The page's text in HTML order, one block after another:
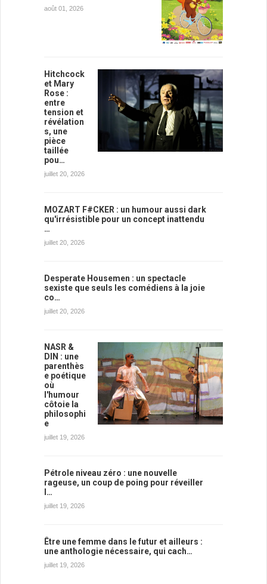
août 01, 2026
Hitchcock
et Mary
Rose :
entre
tension et
révélation
s, une
pièce
taillée
pou…
juillet 20, 2026
MOZART F#CKER : un humour aussi dark
qu'irrésistible pour un concept inattendu
…
juillet 20, 2026
Desperate Housemen : un spectacle
sexiste que seuls les comédiens à la joie
co…
juillet 20, 2026
NASR &
DIN : une
parenthès
e poétique
où
l'humour
côtoie la
philosophi
e
juillet 19, 2026
Pétrole niveau zéro : une nouvelle
rageuse, un coup de poing pour réveiller
l…
juillet 19, 2026
Être une femme dans le futur et ailleurs :
une anthologie nécessaire, qui cach…
juillet 19, 2026